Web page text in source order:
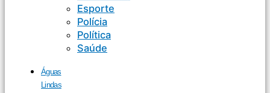
Esporte
Polícia
Política
Saúde
Águas
Lindas